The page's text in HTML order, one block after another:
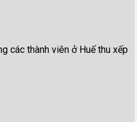
các thành viên ở Huế thu xếp